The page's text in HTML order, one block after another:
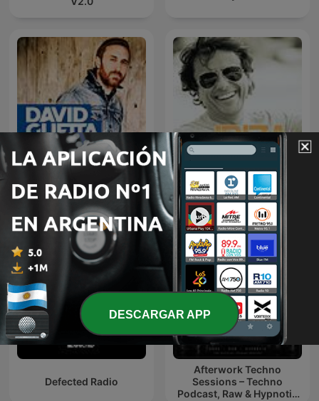
David Guetta
Ibiza Sensations by Luis
del Villar
Defected Radio
Afterwork Techno
Sessions – Techno
Podcast, Raw & Hypnotic
DESCARGAR APP